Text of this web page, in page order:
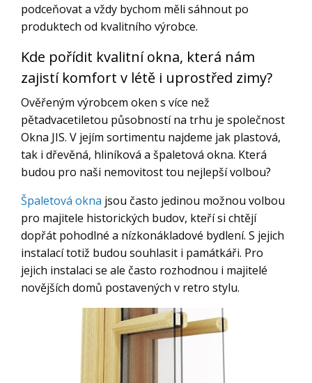
podceňovat a vždy bychom měli sáhnout po
produktech od kvalitního výrobce.
Kde pořídit kvalitní okna, která nám
zajistí komfort v létě i uprostřed zimy?
Ověřeným výrobcem oken s více než
pětadvacetiletou působností na trhu je společnost
Okna JIS. V jejím sortimentu najdeme jak plastová,
tak i dřevěná, hliníková a špaletová okna. Která
budou pro naši nemovitost tou nejlepší volbou?
Špaletová okna jsou často jedinou možnou volbou
pro majitele historických budov, kteří si chtějí
dopřát pohodlné a nízkonákladové bydlení. S jejich
instalací totiž budou souhlasit i památkáři. Pro
jejich instalaci se ale často rozhodnou i majitelé
novějších domů postavených v retro stylu.